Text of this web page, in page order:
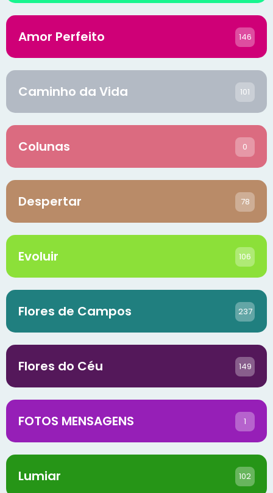
Amor Perfeito 146
Caminho da Vida 101
Colunas 0
Despertar 78
Evoluir 106
Flores de Campos 237
Flores do Céu 149
FOTOS MENSAGENS 1
Lumiar 102